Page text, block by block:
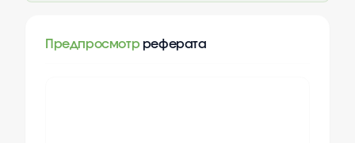
Предпросмотр реферата